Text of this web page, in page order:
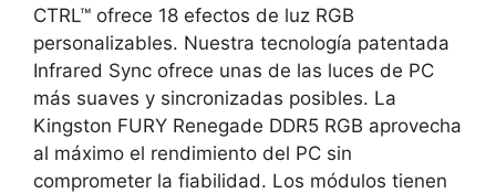
CTRL™ ofrece 18 efectos de luz RGB
personalizables. Nuestra tecnología patentada
Infrared Sync ofrece unas de las luces de PC
más suaves y sincronizadas posibles. La
Kingston FURY Renegade DDR5 RGB aprovecha
al máximo el rendimiento del PC sin
comprometer la fiabilidad. Los módulos tienen